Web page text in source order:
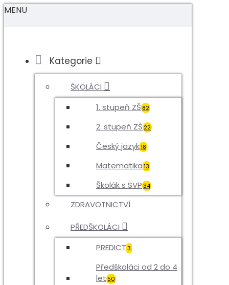
MENU
Kategorie
ŠKOLÁCI
1. stupeň ZŠ 82
2. stupeň ZŠ 22
Český jazyk18
Matematika13
Školák s SVP34
ZDRAVOTNICTVÍ
PŘEDŠKOLÁCI
PREDICT3
Předškoláci od 2 do 4
let50